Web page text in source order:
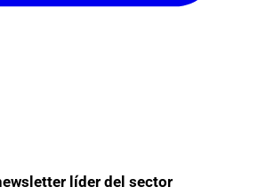
líder del sector